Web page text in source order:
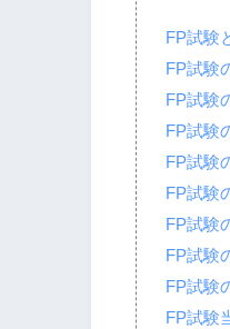
FP試験
FP試験
FP試験
FP試験
FP試験
FP試験
FP試験
FP試験
FP試験
FP試験